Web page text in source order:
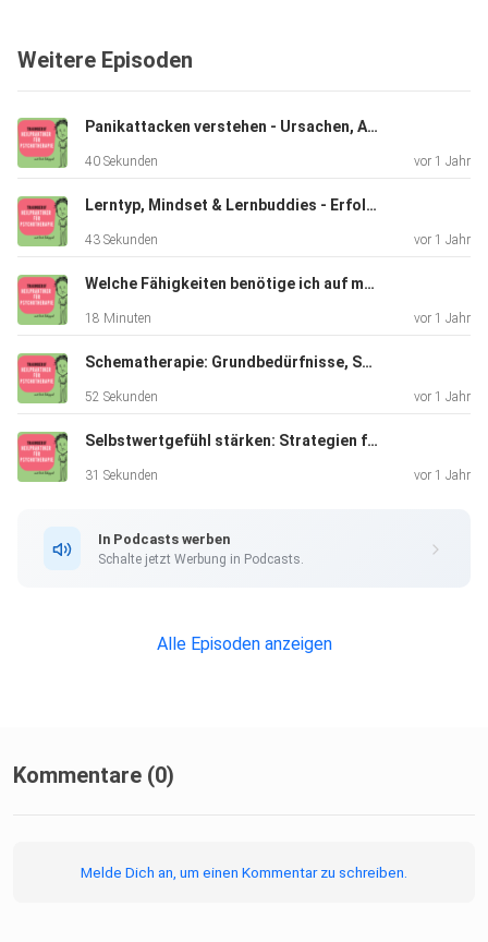
on
Soundwise
Weitere Episoden
Panikattacken verstehen - Ursachen, Auslöser und individuelle Therapie
40 Sekunden vor 1 Jahr
Lerntyp, Mindset & Lernbuddies - Erfolgreich lernen
43 Sekunden vor 1 Jahr
Welche Fähigkeiten benötige ich auf meinem Weg als Heilpraktikerin für Psychotherapie?
18 Minuten vor 1 Jahr
Schematherapie: Grundbedürfnisse, Schemata & Bewältigungsmodi verstehen
52 Sekunden vor 1 Jahr
Selbstwertgefühl stärken: Strategien für mehr Freiheit im Leben
31 Sekunden vor 1 Jahr
In Podcasts werben
Schalte jetzt Werbung in Podcasts.
Alle Episoden anzeigen
Kommentare (0)
Melde Dich an, um einen Kommentar zu schreiben.